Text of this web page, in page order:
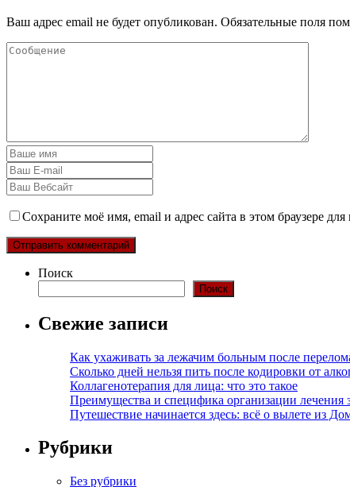
Ваш адрес email не будет опубликован. Обязательные поля
Сохраните моё имя, email и адрес сайта в этом браузере
Поиск
Поиск
Свежие записи
Как ухаживать за лежачим больным после
Сколько дней нельзя пить после кодировки от
Коллагенотерапия для лица: что это такое
Преимущества и специфика организации
Путешествие начинается здесь: всё о вылете из
Рубрики
Без рубрики